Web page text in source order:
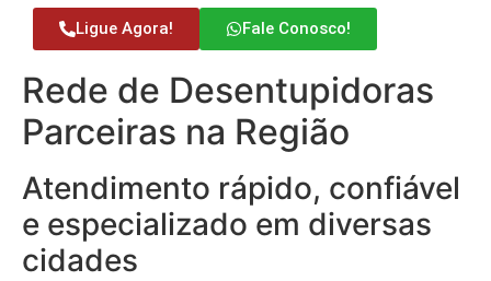
Ligue Agora! Fale Conosco!
Rede de Desentupidoras
Parceiras na Região
Atendimento rápido, confiável
e especializado em diversas
cidades